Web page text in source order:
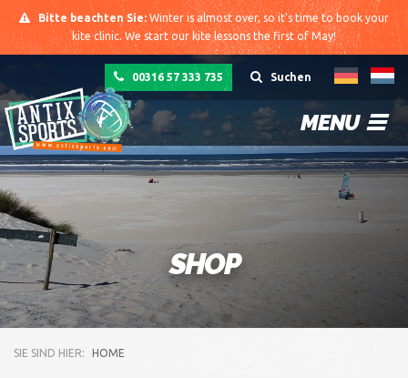
Bitte beachten Sie: Winter is almost over, so it's time to book your
kite clinic. We start our kite lessons the first of May!
Suchen
00316 57 333 735
MENU
SHOP
SIE SIND HIER: HOME